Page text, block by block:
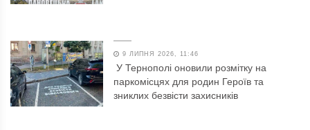
9 ЛИПНЯ 2026, 11:46
У Тернополі оновили розмітку на
паркомісцях для родин Героїв та
зниклих безвісти захисників